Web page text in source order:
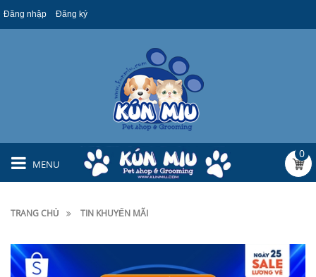
Đăng nhập Đăng ký
MENU
0
TRANG CHỦ TIN KHUYẾN MÃI